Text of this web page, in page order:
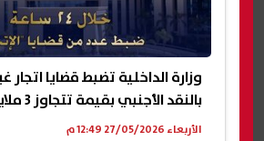
وزارة الداخلية تضبط قضايا اتجار
بالنقد الأجنبي بقيمة تتجاوز 3 ملايين جنيه
الأربعاء 27/05/2026 12:49 م